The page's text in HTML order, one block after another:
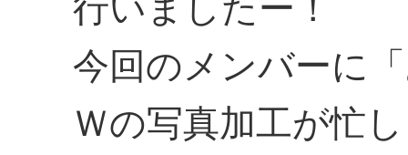
行いましたー！
今回のメンバーに
Ｗの写真加工が忙